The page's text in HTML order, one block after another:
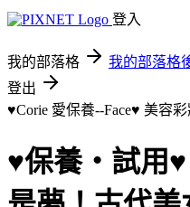
登入
我的部落格 我的部落格
登出
♥Corie 愛保養--Face♥ 美容彩
♥保養‧試用♥